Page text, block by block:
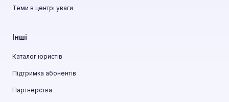
Теми в центрі уваги
Інші
Каталог юристів
Підтримка абонентів
Партнерства